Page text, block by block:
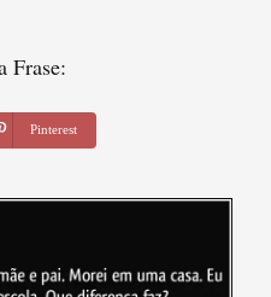
Frase:
Pinterest